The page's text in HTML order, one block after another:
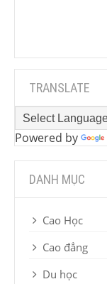
TRANSLATE
Powered by
DANH MỤC
Cao Học
Cao đẳng
Du học